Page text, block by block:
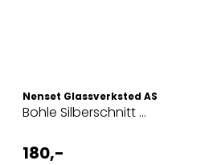
Nenset Glassverksted AS
Bohle Silberschnitt ...
180,-